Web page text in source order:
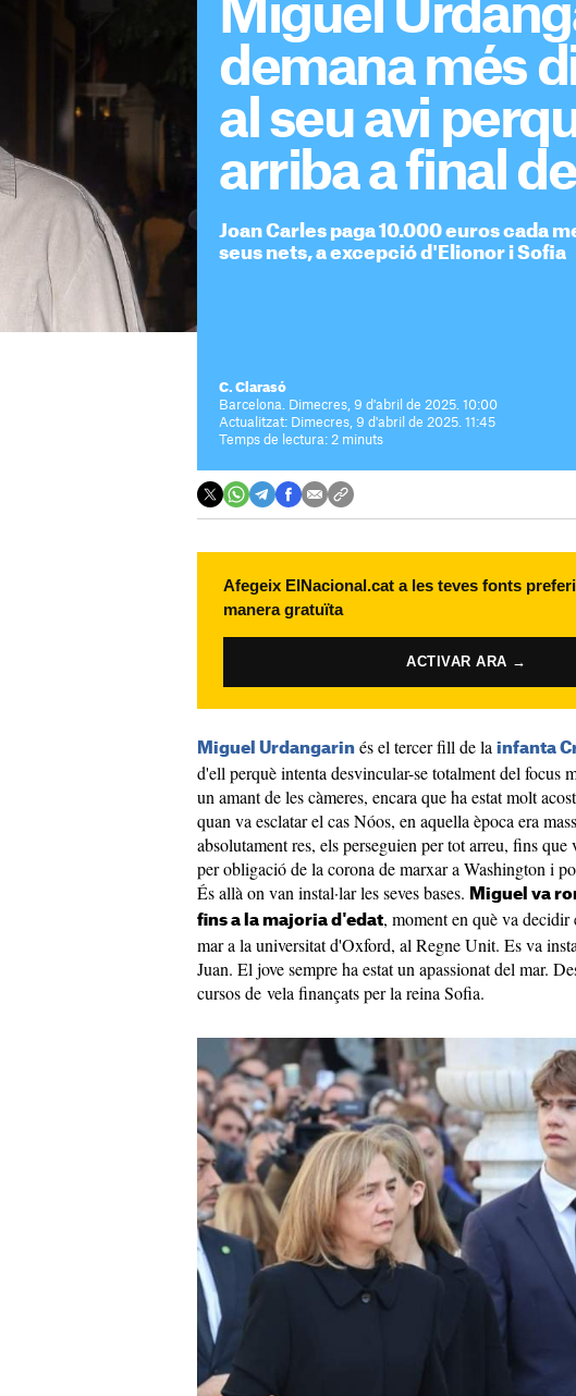
Miguel
demana més
al seu avi
arriba a final
Joan Carles paga 10.000 euros cada
seus nets, a excepció d'Elionor i Sofia
C. Clarasó
Barcelona. Dimecres, 9 d'abril de 2025. 10:00
Actualitzat: Dimecres, 9 d'abril de 2025. 11:45
Temps de lectura: 2 minuts
Afegeix ElNacional.cat a les teves fonts
manera gratuïta
ACTIVAR ARA →
Miguel Urdangarin és el tercer fill de la infanta
d'ell perquè intenta desvincular-se totalment del focus
un amant de les càmeres, encara que ha estat molt
quan va esclatar el cas Nóos, en aquella època era
absolutament res, els perseguien per tot arreu, fins
per obligació de la corona de marxar a Washington i
És allà on van instal·lar les seves bases. Miguel va
fins a la majoria d'edat, moment en què va decidir
mar a la universitat d'Oxford, al Regne Unit. Es va
Juan. El jove sempre ha estat un apassionat del mar.
cursos de vela finançats per la reina Sofia.